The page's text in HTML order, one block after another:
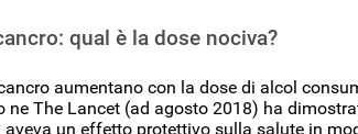
qual è la dose nociva?
aumentano con la dose di alcol
ne The Lancet (ad agosto 2018) ha
un effetto protettivo sulla salute in